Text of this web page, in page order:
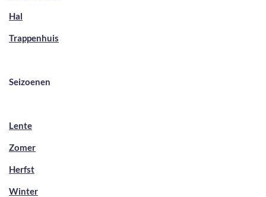
Hal
Trappenhuis
Seizoenen
Lente
Zomer
Herfst
Winter